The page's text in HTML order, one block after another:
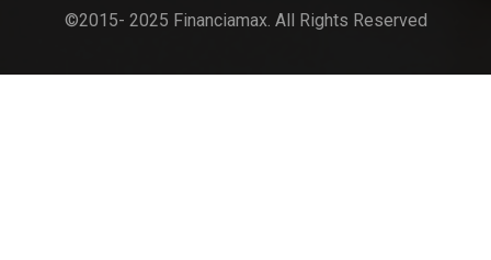
©2015- 2025 Financiamax. All Rights Reserved